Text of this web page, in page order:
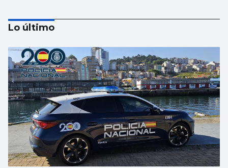
El Gobierno aplica controles fronterizos
para los italianos
Lo último